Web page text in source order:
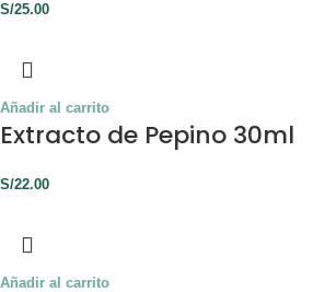
S/25.00
Añadir al carrito
Extracto de Pepino 30ml
S/22.00
Añadir al carrito